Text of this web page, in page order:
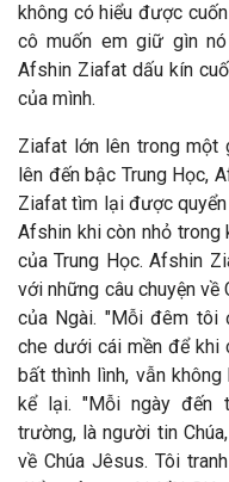
không có hiểu được
cô muốn em giữ gìn
Afshin Ziafat dấu kín
của mình.
Ziafat lớn lên trong một
lên đến bậc Trung Học,
Ziafat tìm lại được quyển
Afshin khi còn nhỏ trong
của Trung Học. Afshin
với những câu chuyện về
của Ngài. "Mỗiđêm tôi
che dưới cái mền để khi
bất thình lình, vẫn
kể lại. "Mỗi ngàyđến
trường, là người tin
về Chúa Jêsus. Tôi